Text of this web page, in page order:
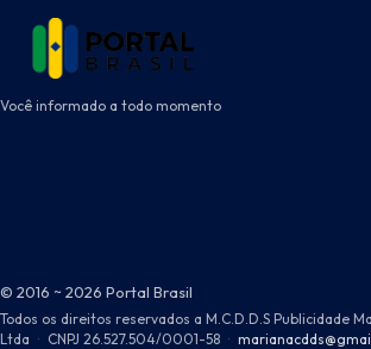
Você informado a todo momento
© 2016 ~ 2026 Portal Brasil
Todos os direitos reservados a M.C.D.D.S Publicidade
Ltda · CNPJ 26.527.504/0001-58 ·